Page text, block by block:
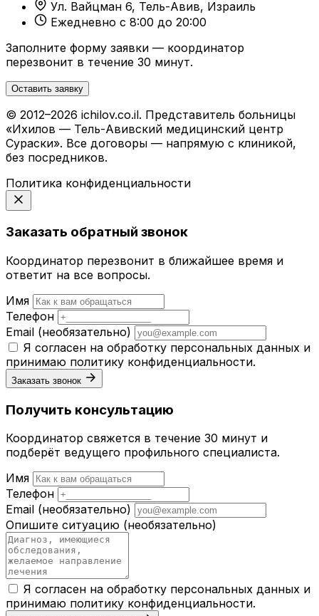
Ул. Вайцман 6, Тель-Авив, Израиль
Ежедневно с 8:00 до 20:00
Заполните форму заявки — координатор
перезвонит в течение 30 минут.
Оставить заявку
© 2012–2026 ichilov.co.il. Представитель больницы
«Ихилов — Тель-Авивский медицинский центр
Сураски». Все договоры — напрямую с клиникой,
без посредников.
Политика конфиденциальности
Заказать обратный звонок
Координатор перезвонит в ближайшее время и
ответит на все вопросы.
Имя
Телефон
Email (необязательно)
Я согласен на обработку персональных данных и
принимаю политику конфиденциальности.
Заказать звонок
Получить консультацию
Координатор свяжется в течение 30 минут и
подберёт ведущего профильного специалиста.
Имя
Телефон
Email (необязательно)
Опишите ситуацию (необязательно)
Я согласен на обработку персональных данных и
принимаю политику конфиденциальности.